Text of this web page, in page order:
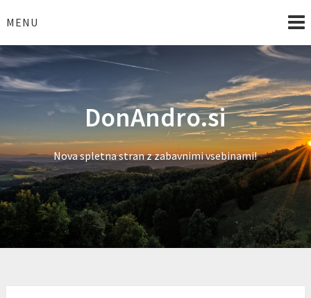
toMENU
DonAndro.si
Nova spletna stran z zabavnimi vsebinami!